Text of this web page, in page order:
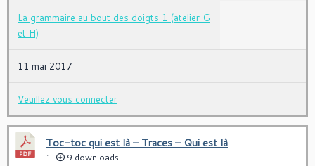
La grammaire au bout des doigts 1 (atelier G
et H)
11 mai 2017
Veuillez vous connecter
Toc-toc qui est là – Traces – Qui est là
1 9 downloads